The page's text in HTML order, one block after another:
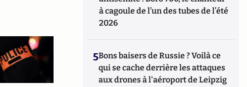
à cagoule de l’un des tubes de l’été
2026
5Bons baisers de Russie ? Voilà ce
qui se cache derrière les attaques
aux drones à l'aéroport de Leipzig